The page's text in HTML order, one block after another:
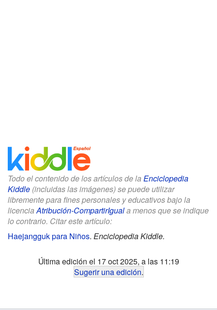
Todo el contenido de los artículos de la Enciclopedia
Kiddle (incluidas las imágenes) se puede utilizar
libremente para fines personales y educativos bajo la
licenciaAtribución-CompartirIguala menos que se indique
lo contrario. Citar este artículo:
Haejangguk para Niños. Enciclopedia Kiddle.
Última edición el 17 oct 2025, a las 11:19
Sugerir una edición.